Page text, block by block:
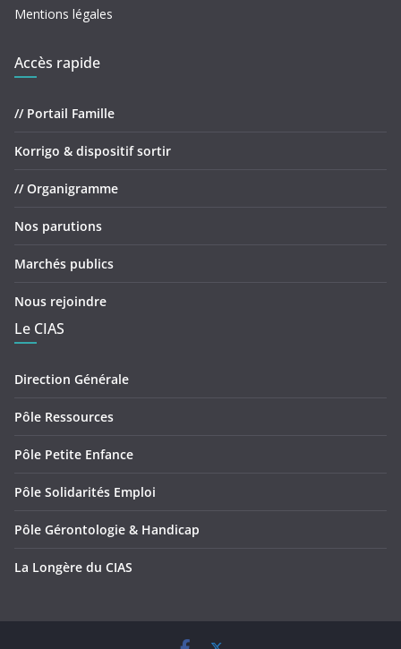
Mentions légales
Accès rapide
// Portail Famille
Korrigo & dispositif sortir
// Organigramme
Nos parutions
Marchés publics
Nous rejoindre
Le CIAS
Direction Générale
Pôle Ressources
Pôle Petite Enfance
Pôle Solidarités Emploi
Pôle Gérontologie & Handicap
La Longère du CIAS